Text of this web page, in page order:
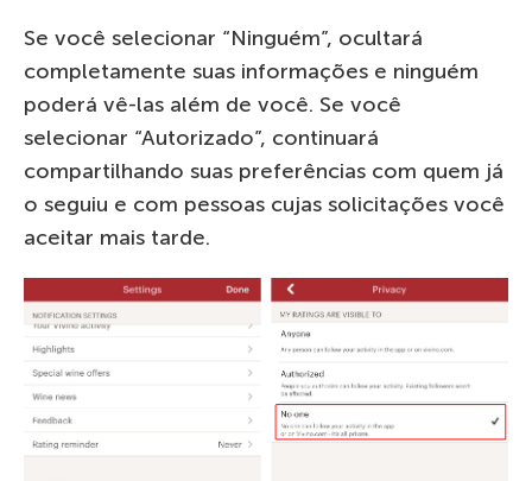
Se você selecionar “Ninguém”, ocultará
completamente suas informações e ninguém
poderá vê-las além de você. Se você
selecionar “Autorizado”, continuará
compartilhando suas preferências com quem já
o seguiu e com pessoas cujas solicitações você
aceitar mais tarde.